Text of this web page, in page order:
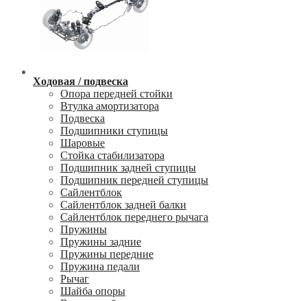
Ходовая / подвеска
Опора передней стойки
Втулка амортизатора
Подвеска
Подшипники ступицы
Шаровые
Стойка стабилизатора
Подшипник задней ступицы
Подшипник передней ступицы
Сайлентблок
Сайлентблок задней балки
Сайлентблок переднего рычага
Пружины
Пружины задние
Пружины передние
Пружина педали
Рычаг
Шайба опоры